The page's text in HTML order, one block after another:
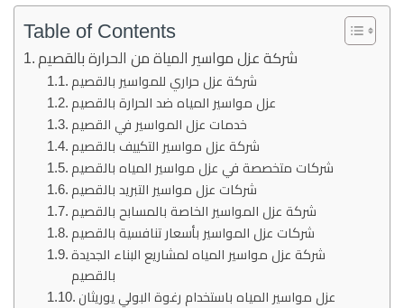
Table of Contents
شركة عزل مواسير المياة من الحرارة بالقصيم
شركة عزل حراري للمواسير بالقصيم
عزل مواسير المياه ضد الحرارة بالقصيم
خدمات عزل المواسير في القصيم
شركة عزل مواسير التكييف بالقصيم
شركات متخصصة في عزل مواسير المياه بالقصيم
شركات عزل مواسير التبريد بالقصيم
شركة عزل المواسير الخاصة بالمسابح بالقصيم
شركات عزل المواسير بأسعار تنافسية بالقصيم
شركة عزل مواسير المياه لمشاريع البناء الجديدة
بالقصيم
عزل مواسير المياه باستخدام رغوة البولي يوريثان